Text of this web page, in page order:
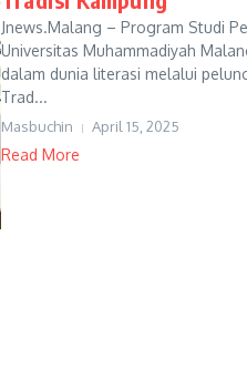
Jnews.Malang – Program Studi
Universitas Muhammadiyah
dalam dunia literasi melalui
Trad...
Masbuchin April 15, 2025
Read More